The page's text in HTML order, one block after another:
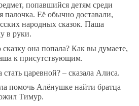
попавшийся детям среди
Её обычно доставали,
народных сказок. Паша
в руки.
она попала? Как вы думаете,
к присутствующим.
царевной? – сказала Алиса.
помочь Алёнушке найти братца
Тимур.